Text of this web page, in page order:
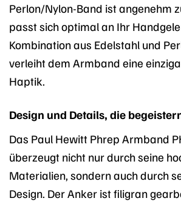
Perlon/Nylon-Band ist angenehm
passt sich optimal an Ihr
Kombination aus Edelstahl und
verleiht dem Armband eine
Haptik.
Design und Details, die
Das Paul Hewitt Phrep Armband
überzeugt nicht nur durch seine
Materialien, sondern auch durch
Design. Der Anker ist filigran